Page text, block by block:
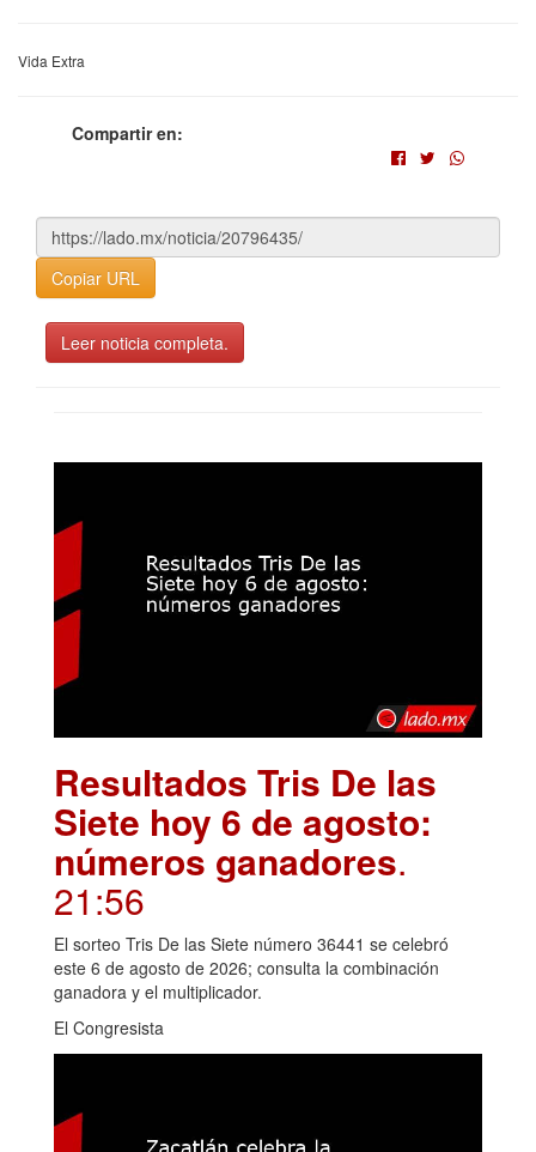
Vida Extra
Compartir en:
Copiar URL
Leer noticia completa.
Resultados Tris De las
Siete hoy 6 de agosto:
números ganadores.
21:56
El sorteo Tris De las Siete número 36441 se celebró
este 6 de agosto de 2026; consulta la combinación
ganadora y el multiplicador.
El Congresista